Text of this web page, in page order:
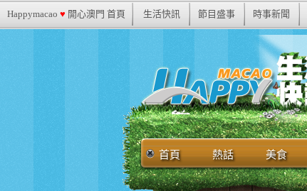
Happymacao ♥ 開心澳門 首頁 生活快訊 節目盛事 時事新聞
首頁 熱話 美食